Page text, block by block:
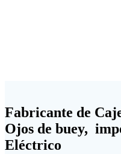
Fabricante de
Ojos de buey,
Eléctrico